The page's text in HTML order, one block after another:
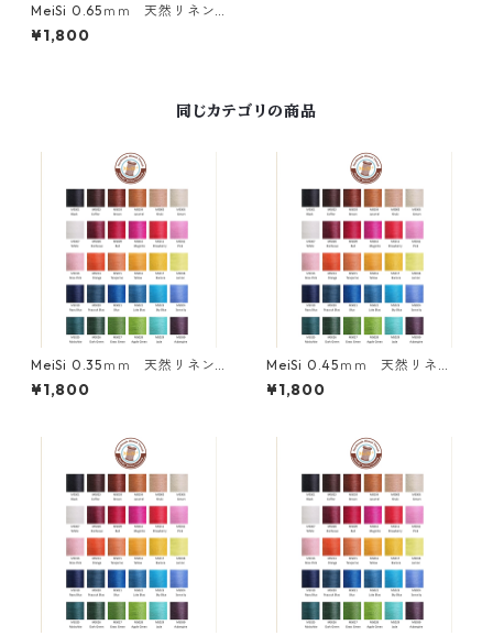
MeiSi 0.65ｍｍ 天然リネン
糸
¥1,800
同じカテゴリの商品
MeiSi 0.35ｍｍ 天然リネン
糸
¥1,800
MeiSi 0.45ｍｍ 天然リネン
糸
¥1,800